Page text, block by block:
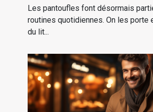
Les pantoufles font désormais
routines quotidiennes. On les porte
du lit...